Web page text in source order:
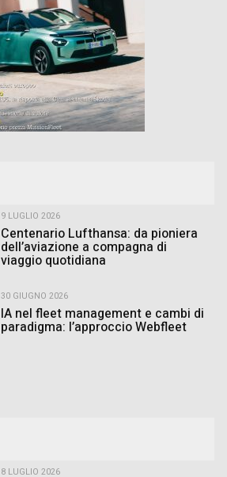
9 LUGLIO 2026
Centenario Lufthansa: da pioniera
dell’aviazione a compagna di
viaggio quotidiana
30 GIUGNO 2026
IA nel fleet management e cambi di
paradigma: l’approccio Webfleet
8 LUGLIO 2026